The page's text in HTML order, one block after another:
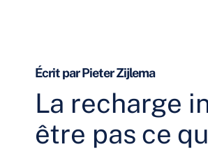
Écrit par Pieter Zijlema
La recharge
être pas ce